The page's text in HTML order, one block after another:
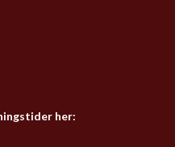
her: